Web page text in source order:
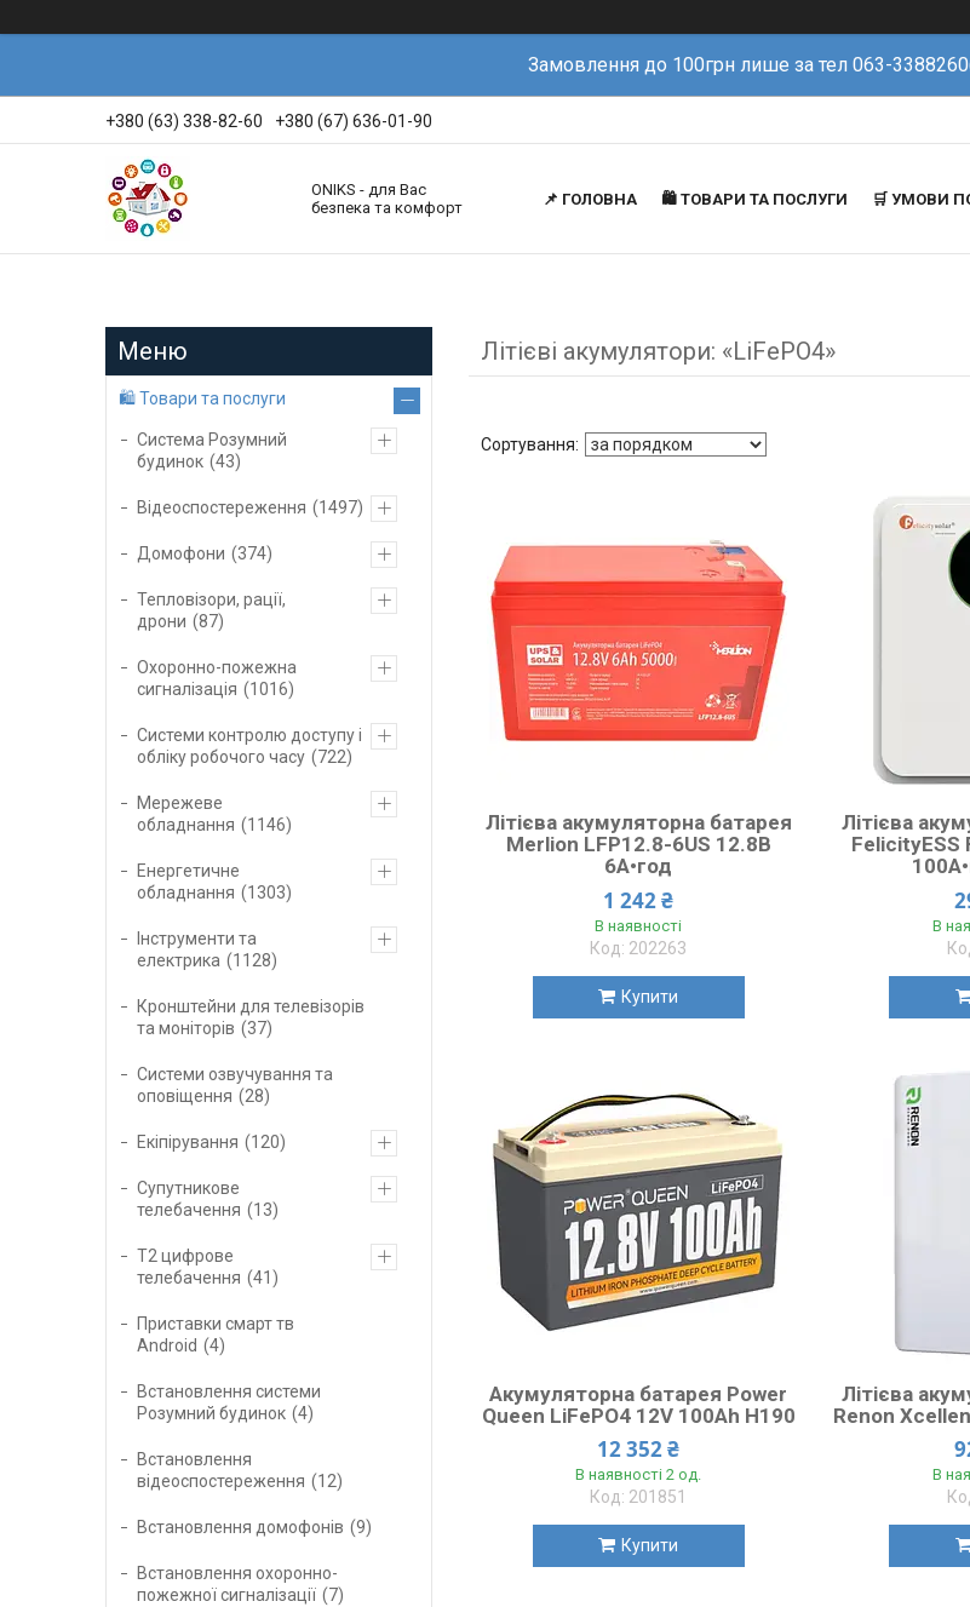
Замовлення до 100грн лише за тел 063-
+380 (63) 338-82-60 +380 (67) 636-01-90
ONIKS - для Вас
безпека та комфорт
📌 ГОЛОВНА 🛍️ ТОВАРИ ТА ПОСЛУГИ 🛒 УМОВИ
Літієві акумулятори: «LiFePO4»
Літієва акумуляторна батарея
Merlion LFP12.8-6US 12.8В
6А•год
1 242 ₴
В наявності
202263
Купити
Літієва
FelicityESS
В
Акумуляторна батарея Power
Queen LiFePO4 12V 100Ah H190
12 352 ₴
В наявності 2 од.
201851
Купити
Літієва
Renon
В
🛍️ Товари та послуги
Система Розумний
будинок
43
Відеоспостереження 1497
Домофони 374
Тепловізори, рації,
дрони
87
Охоронно-пожежна
сигналізація
1016
Системи контролю доступу і
обліку робочого часу
722
Мережеве
обладнання
1146
Енергетичне
обладнання
1303
Інструменти та
електрика
1128
Кронштейни для телевізорів
та моніторів
37
Системи озвучування та
оповіщення
28
Екіпірування 120
Супутникове
телебачення
13
Т2 цифрове
телебачення
41
Приставки смарт тв
Android
4
Встановлення системи
Розумний будинок
4
Встановлення
відеоспостереження
12
Встановлення домофонів 9
Встановлення охоронно-
пожежної сигналізації
7